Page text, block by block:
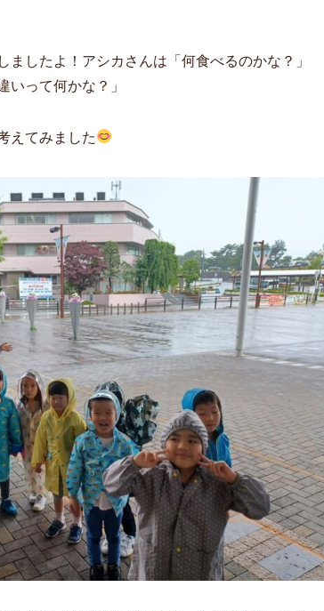
ましたよ！アシカさんは「何食べるのかな？」
いって何かな？」
えてみました